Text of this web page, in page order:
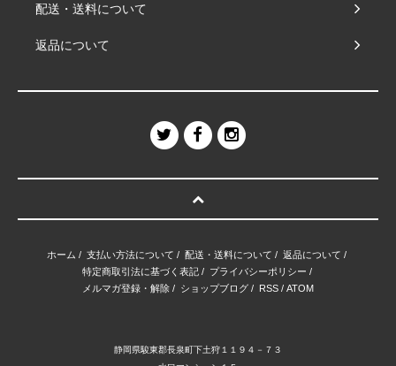
配送・送料について
返品について
ホーム / 支払い方法について / 配送・送料について / 返品について /
特定商取引法に基づく表記/ プライバシーポリシー /
メルマガ登録・解除 / ショップブログ / RSS / ATOM
静岡県駿東郡長泉町下土狩１１９４－７３